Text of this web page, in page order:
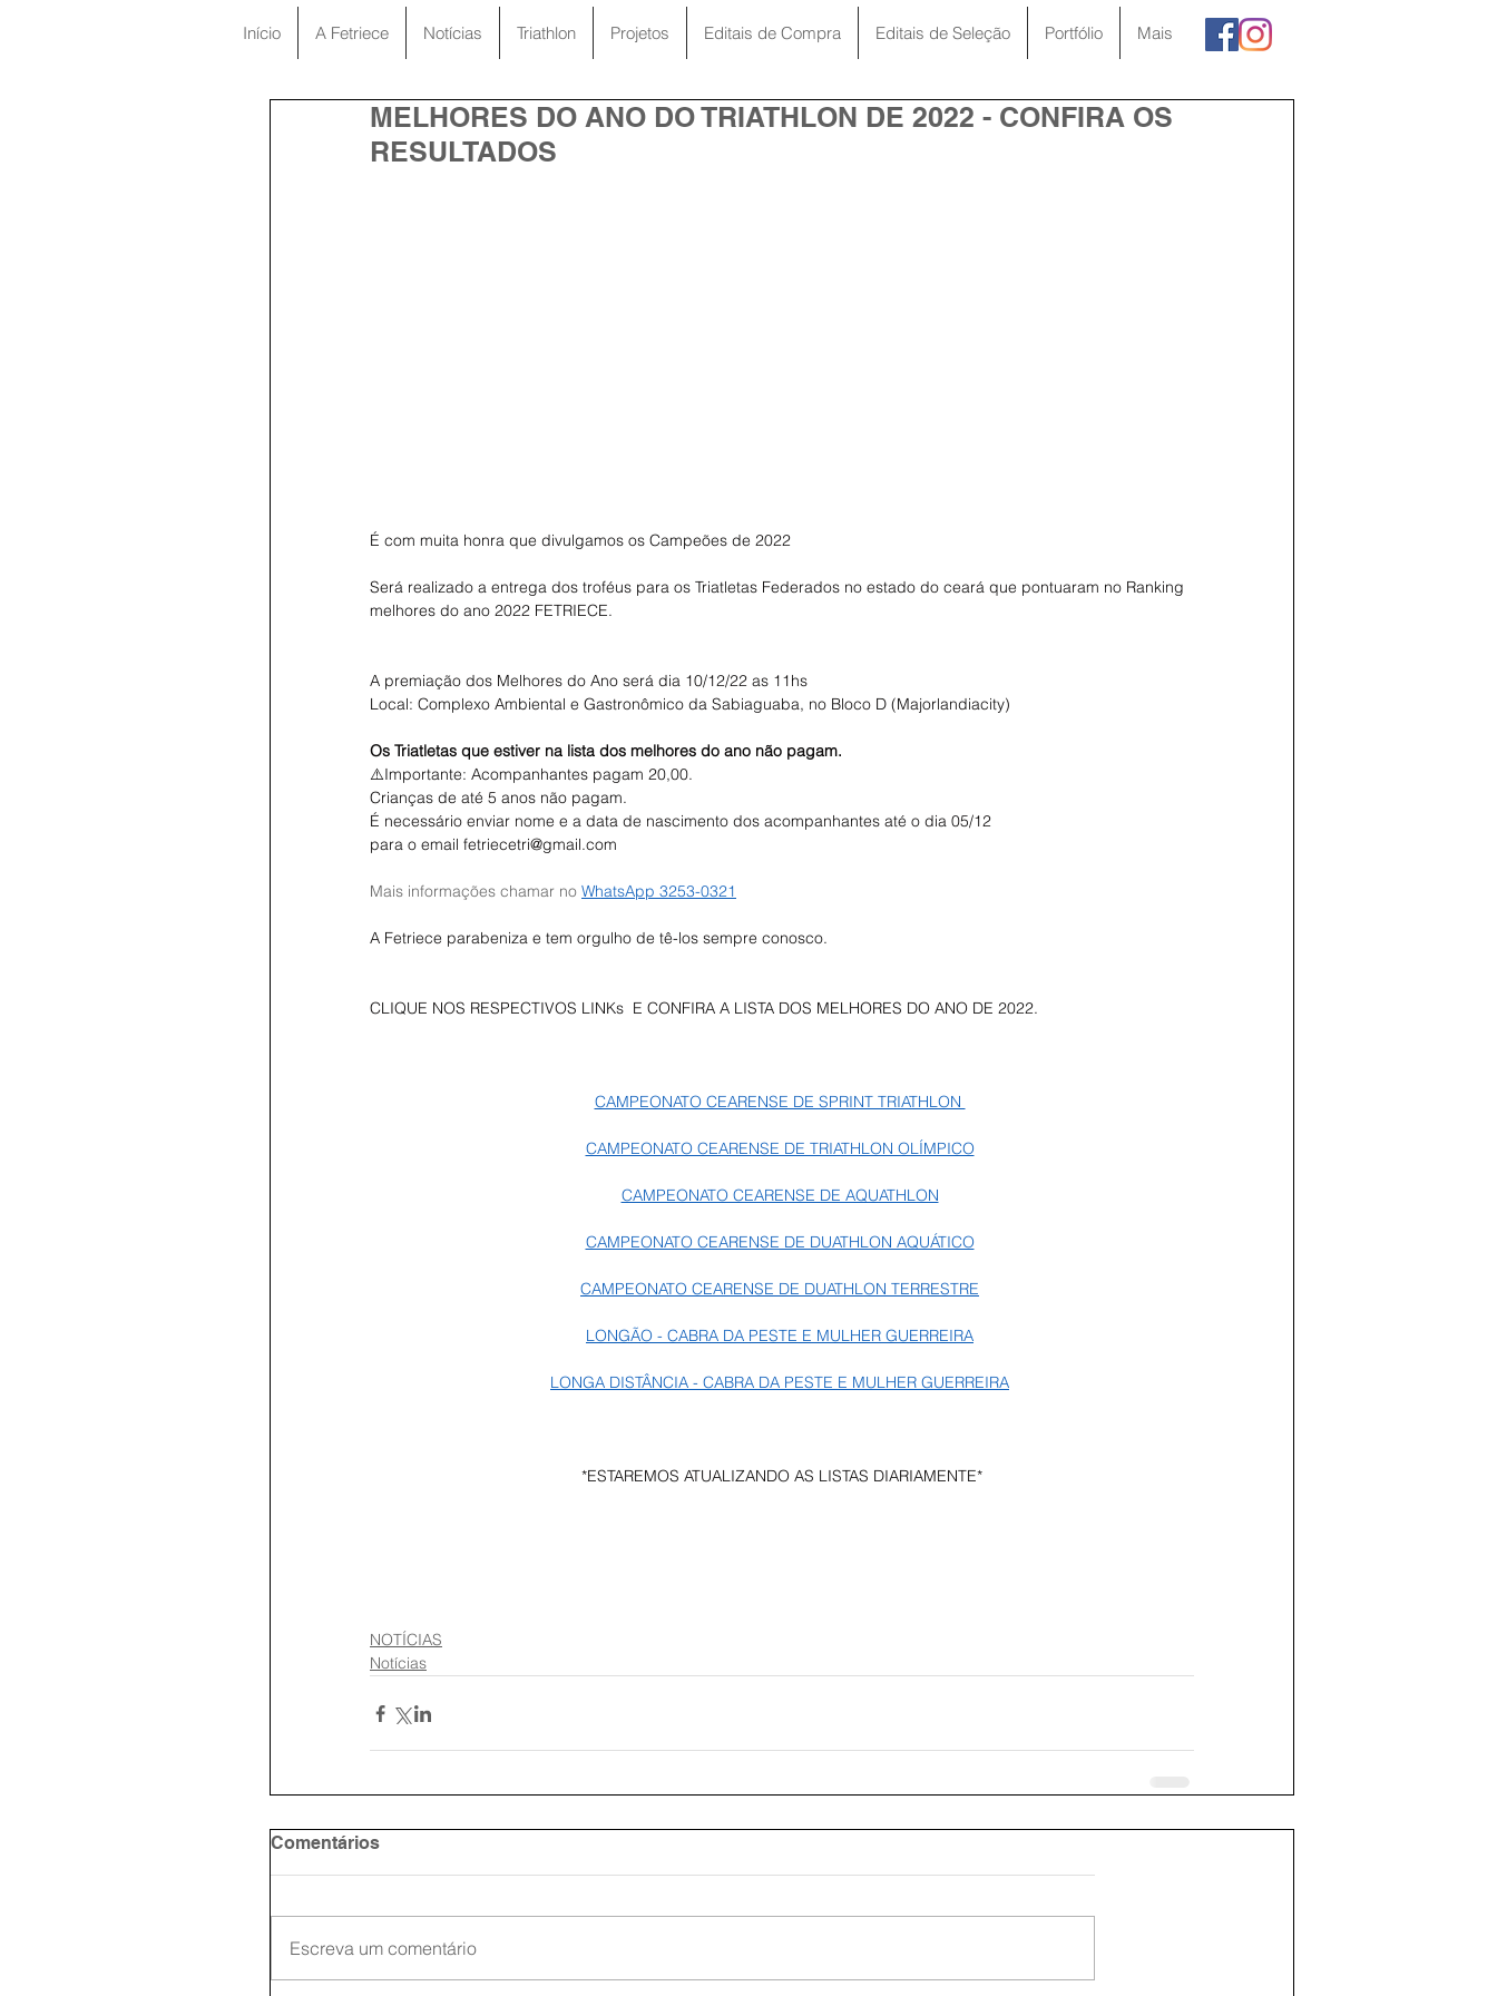
Início A Fetriece Notícias Triathlon Projetos Editais de Compra Editais de Seleção Portfólio Mais
MELHORES DO ANO DO TRIATHLON DE 2022 - CONFIRA OS
RESULTADOS
É com muita honra que divulgamos os Campeões de 2022
Será realizado a entrega dos troféus para os Triatletas Federados no estado do ceará que pontuaram no Ranking
melhores do ano 2022 FETRIECE.
A premiação dos Melhores do Ano será dia 10/12/22 as 11hs
Local: Complexo Ambiental e Gastronômico da Sabiaguaba, no Bloco D (Majorlandiacity)
Os Triatletas que estiver na lista dos melhores do ano não pagam.
⚠️Importante: Acompanhantes pagam 20,00.
Crianças de até 5 anos não pagam.
É necessário enviar nome e a data de nascimento dos acompanhantes até o dia 05/12
para o email fetriecetri@gmail.com
Mais informações chamar no WhatsApp 3253-0321
A Fetriece parabeniza e tem orgulho de tê-los sempre conosco.
CLIQUE NOS RESPECTIVOS LINKs  E CONFIRA A LISTA DOS MELHORES DO ANO DE 2022.
CAMPEONATO CEARENSE DE SPRINT TRIATHLON
CAMPEONATO CEARENSE DE TRIATHLON OLÍMPICO
CAMPEONATO CEARENSE DE AQUATHLON
CAMPEONATO CEARENSE DE DUATHLON AQUÁTICO
CAMPEONATO CEARENSE DE DUATHLON TERRESTRE
LONGÃO - CABRA DA PESTE E MULHER GUERREIRA
LONGA DISTÂNCIA - CABRA DA PESTE E MULHER GUERREIRA
*ESTAREMOS ATUALIZANDO AS LISTAS DIARIAMENTE*
NOTÍCIAS
Notícias
Comentários
Escreva um comentário